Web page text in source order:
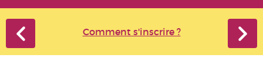
Comment s'inscrire ?